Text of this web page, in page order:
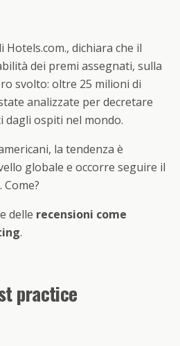
Hotels.com., dichiara che il
dei premi assegnati, sulla
svolto: oltre 25 milioni di
analizzate per decretare
ospiti nel mondo.
la tendenza è
globale e occorre seguire il
delle recensioni come
.
practice